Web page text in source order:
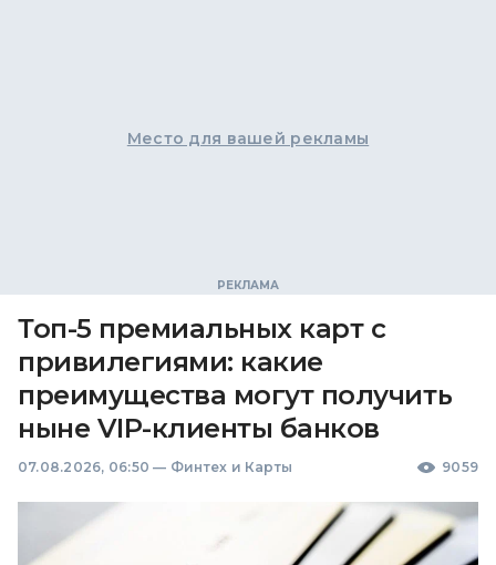
Место для вашей рекламы
Топ-5 премиальных карт с
привилегиями: какие
преимущества могут получить
ныне VIP-клиенты банков
07.08.2026, 06:50 — Финтех и Карты 9059